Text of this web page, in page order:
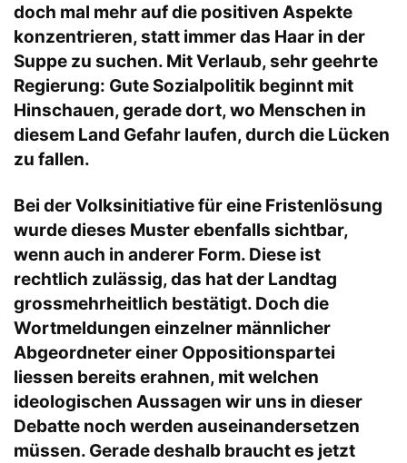
doch mal mehr auf die positiven Aspekte
konzentrieren, statt immer das Haar in der
Suppe zu suchen. Mit Verlaub, sehr geehrte
Regierung: Gute Sozialpolitik beginnt mit
Hinschauen, gerade dort, wo Menschen in
diesem Land Gefahr laufen, durch die Lücken
zu fallen.
Bei der Volksinitiative für eine Fristenlösung
wurde dieses Muster ebenfalls sichtbar,
wenn auch in anderer Form. Diese ist
rechtlich zulässig, das hat der Landtag
grossmehrheitlich bestätigt. Doch die
Wortmeldungen einzelner männlicher
Abgeordneter einer Oppositionspartei
liessen bereits erahnen, mit welchen
ideologischen Aussagen wir uns in dieser
Debatte noch werden auseinandersetzen
müssen. Gerade deshalb braucht es jetzt